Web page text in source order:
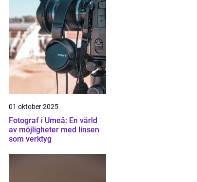
01 oktober 2025
Fotograf i Umeå: En värld
av möjligheter med linsen
som verktyg